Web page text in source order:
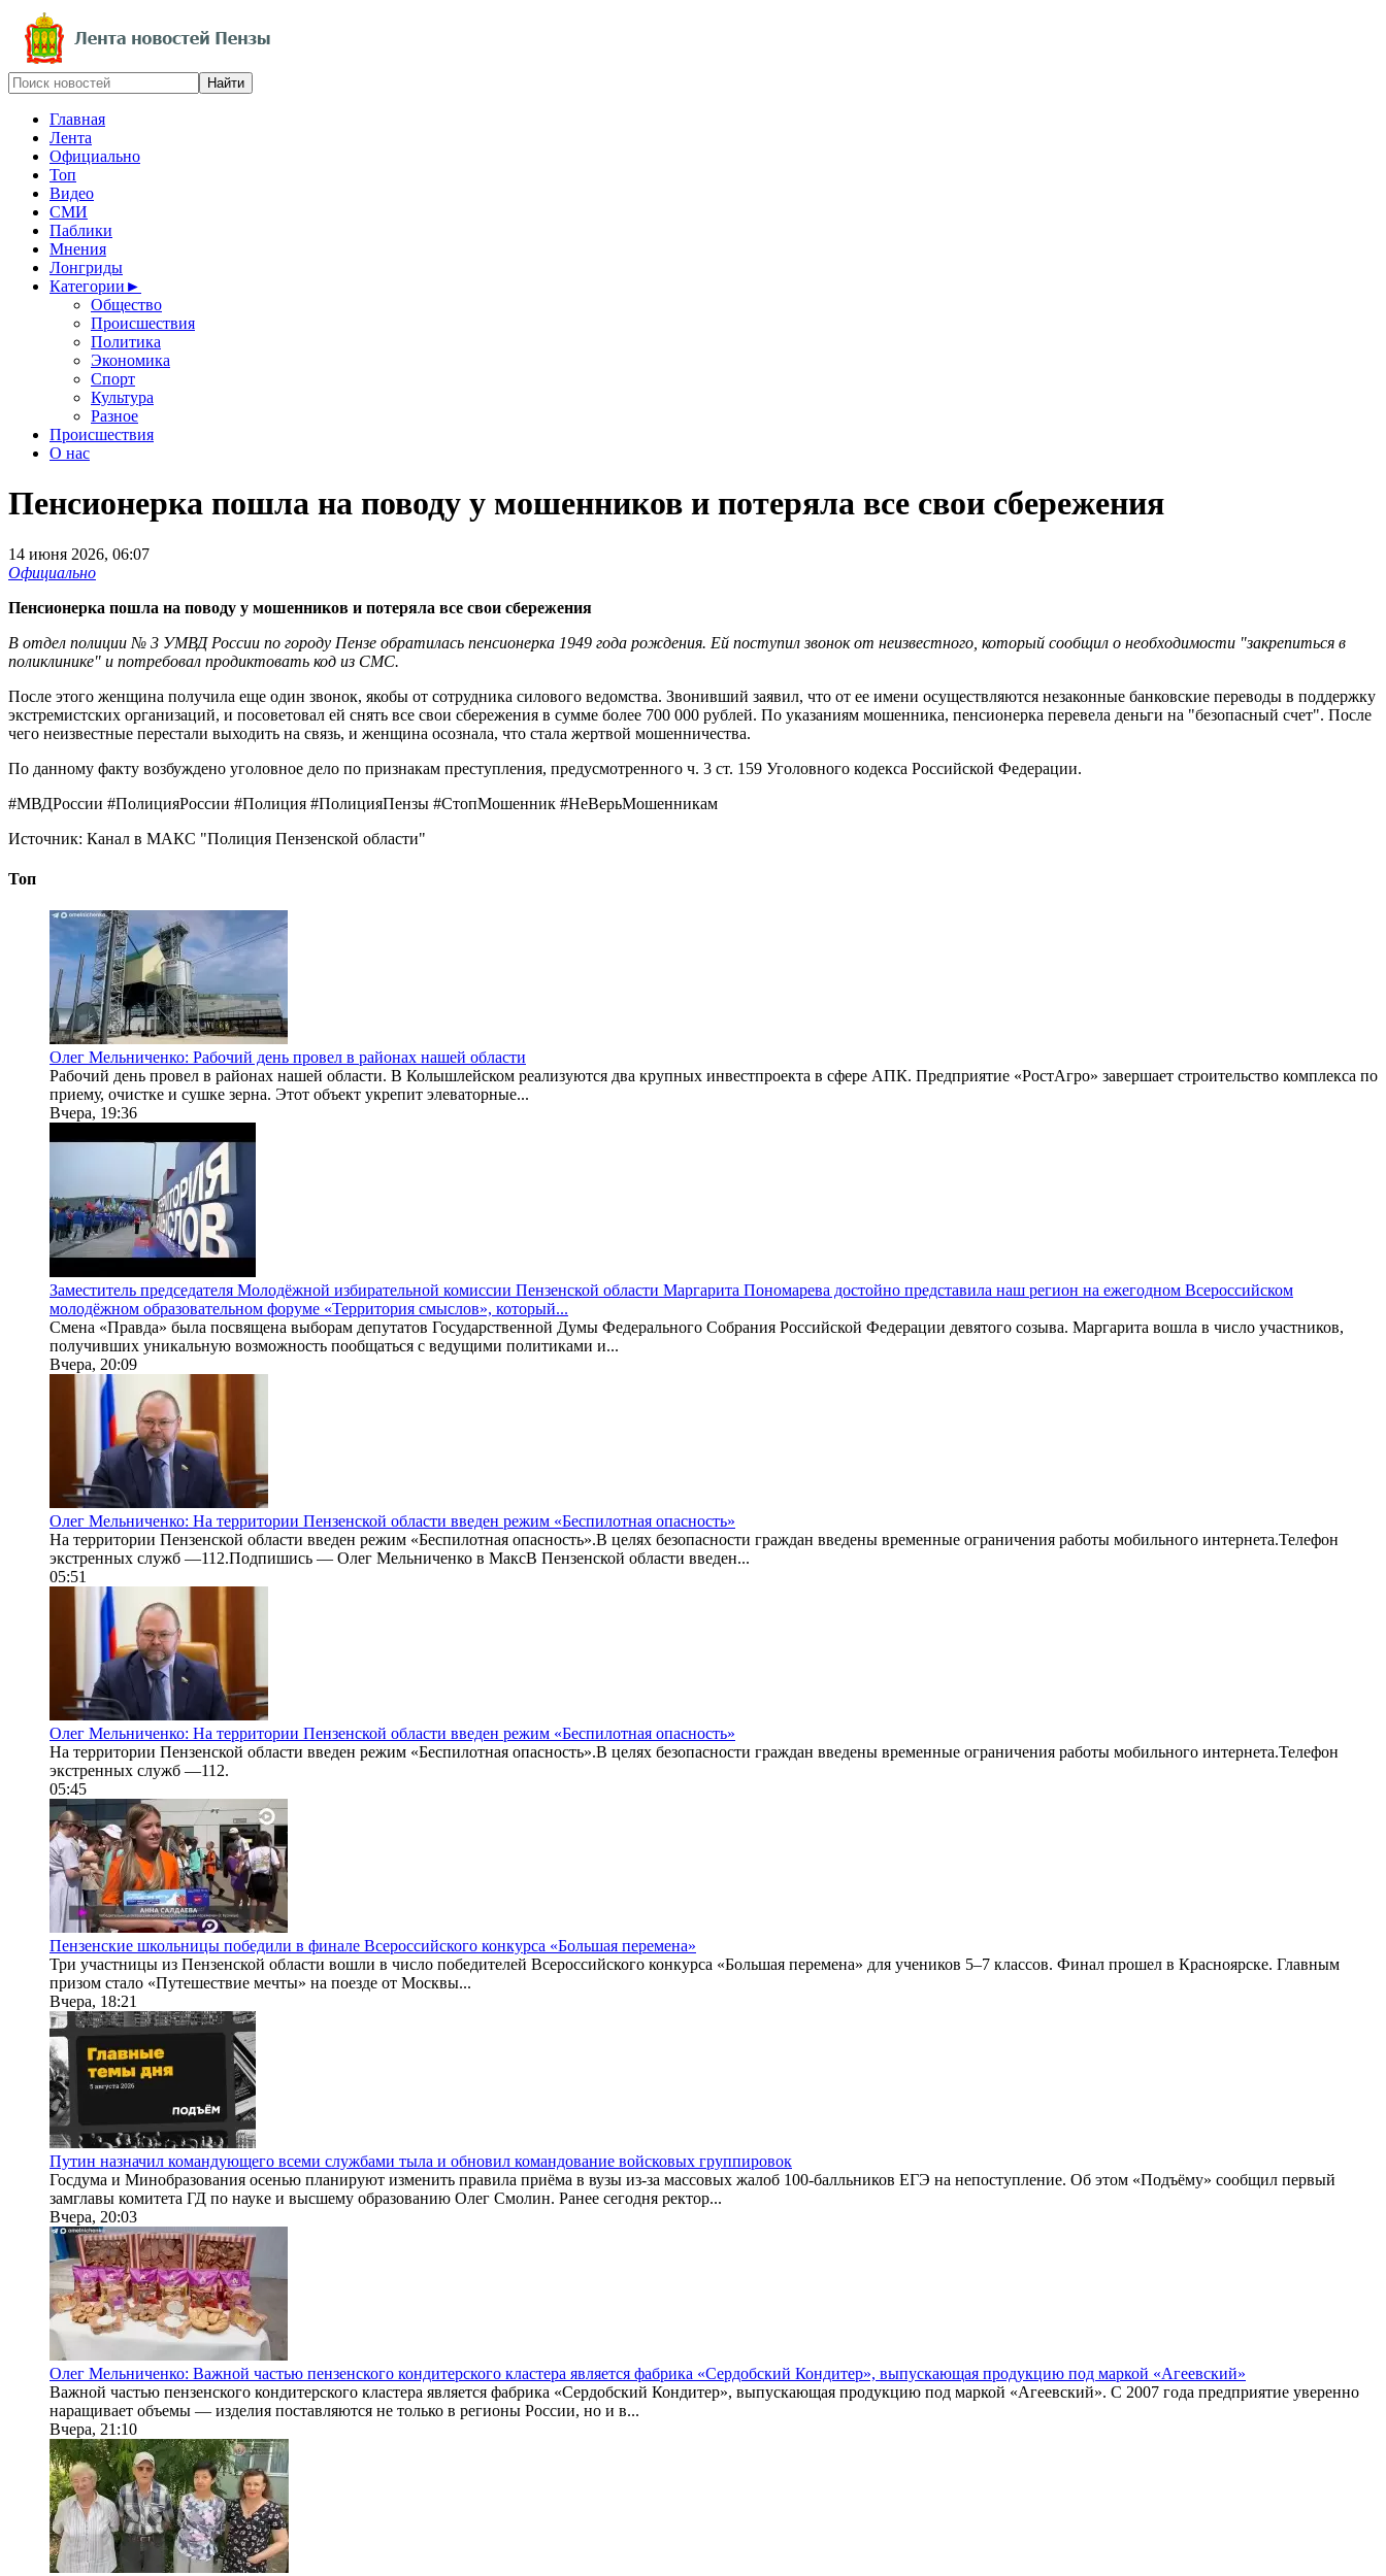
Главная
Лента
Официально
Топ
Видео
СМИ
Паблики
Мнения
Лонгриды
Категории ►
Общество
Происшествия
Политика
Экономика
Спорт
Культура
Разное
Происшествия
О нас
Пенсионерка пошла на поводу у мошенников и потеряла все свои сбережения
14 июня 2026, 06:07
Официально
Пенсионерка пошла на поводу у мошенников и потеряла все свои сбережения
В отдел полиции № 3 УМВД России по городу Пензе обратилась пенсионерка 1949 года рождения. Ей поступил звонок от неизвестного, который сообщил о необходимости "закрепиться в
поликлинике" и потребовал продиктовать код из СМС.
После этого женщина получила еще один звонок, якобы от сотрудника силового ведомства. Звонивший заявил, что от ее имени осуществляются незаконные банковские переводы в поддержку
экстремистских организаций, и посоветовал ей снять все свои сбережения в сумме более 700 000 рублей. По указаниям мошенника, пенсионерка перевела деньги на "безопасный счет". После
чего неизвестные перестали выходить на связь, и женщина осознала, что стала жертвой мошенничества.
По данному факту возбуждено уголовное дело по признакам преступления, предусмотренного ч. 3 ст. 159 Уголовного кодекса Российской Федерации.
#МВДРоссии #ПолицияРоссии #Полиция #ПолицияПензы #СтопМошенник #НеВерьМошенникам
Источник: Канал в МАКС "Полиция Пензенской области"
Топ
Олег Мельниченко: Рабочий день провел в районах нашей области
Рабочий день провел в районах нашей области. В Колышлейском реализуются два крупных инвестпроекта в сфере АПК. Предприятие «РостАгро» завершает строительство комплекса по
приему, очистке и сушке зерна. Этот объект укрепит элеваторные...
Вчера, 19:36
Заместитель председателя Молодёжной избирательной комиссии Пензенской области Маргарита Пономарева достойно представила наш регион на ежегодном Всероссийском
молодёжном образовательном форуме «Территория смыслов», который...
Смена «Правда» была посвящена выборам депутатов Государственной Думы Федерального Собрания Российской Федерации девятого созыва. Маргарита вошла в число участников,
получивших уникальную возможность пообщаться с ведущими политиками и...
Вчера, 20:09
Олег Мельниченко: На территории Пензенской области введен режим «Беспилотная опасность»
На территории Пензенской области введен режим «Беспилотная опасность».В целях безопасности граждан введены временные ограничения работы мобильного интернета.Телефон
экстренных служб —112.Подпишись — Олег Мельниченко в MаксВ Пензенской области введен...
05:51
Олег Мельниченко: На территории Пензенской области введен режим «Беспилотная опасность»
На территории Пензенской области введен режим «Беспилотная опасность».В целях безопасности граждан введены временные ограничения работы мобильного интернета.Телефон
экстренных служб —112.
05:45
Пензенские школьницы победили в финале Всероссийского конкурса «Большая перемена»
Три участницы из Пензенской области вошли в число победителей Всероссийского конкурса «Большая перемена» для учеников 5–7 классов. Финал прошел в Красноярске. Главным
призом стало «Путешествие мечты» на поезде от Москвы...
Вчера, 18:21
Путин назначил командующего всеми службами тыла и обновил командование войсковых группировок
Госдума и Минобразования осенью планируют изменить правила приёма в вузы из-за массовых жалоб 100-балльников ЕГЭ на непоступление. Об этом «Подъёму» сообщил первый
замглавы комитета ГД по науке и высшему образованию Олег Смолин. Ранее сегодня ректор...
Вчера, 20:03
Олег Мельниченко: Важной частью пензенского кондитерского кластера является фабрика «Сердобский Кондитер», выпускающая продукцию под маркой «Агеевский»
Важной частью пензенского кондитерского кластера является фабрика «Сердобский Кондитер», выпускающая продукцию под маркой «Агеевский». С 2007 года предприятие уверенно
наращивает объемы — изделия поставляются не только в регионы России, но и в...
Вчера, 21:10